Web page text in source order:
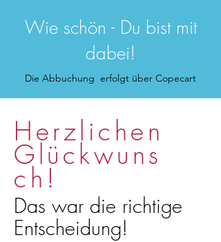
Wie schön - Du bist mit
dabei!
Die Abbuchung erfolgt über Copecart
Herzlichen
Glückwuns
ch!
Das war die richtige
Entscheidung!